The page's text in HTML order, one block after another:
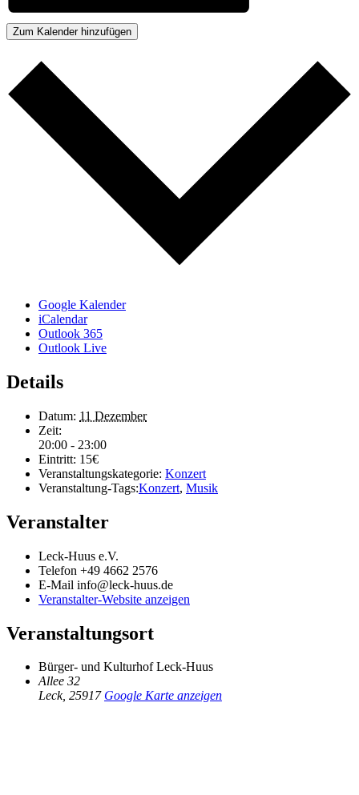
Zum Kalender hinzufügen
Google Kalender
iCalendar
Outlook 365
Outlook Live
Details
Datum: 11 Dezember
Zeit:
20:00 - 23:00
Eintritt: 15€
Veranstaltungskategorie: Konzert
Veranstaltung-Tags:Konzert, Musik
Veranstalter
Leck-Huus e.V.
Telefon +49 4662 2576
E-Mail info@leck-huus.de
Veranstalter-Website anzeigen
Veranstaltungsort
Bürger- und Kulturhof Leck-Huus
Allee 32
Leck, 25917 Google Karte anzeigen